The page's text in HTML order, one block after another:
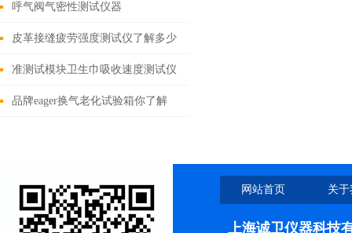
呼气阀气密性测试仪器
皮革接缝疲劳强度测试仪了解多少
高配版皮革接缝疲劳强度测试仪标
准满足
准测试模块卫生巾吸收速度测试仪
功用是什么
品牌eager换气老化试验箱你了解
网站首页 关
上海诚卫仪器科技